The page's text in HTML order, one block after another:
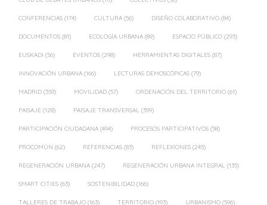
CONFERENCIAS (174) CULTURA (56) DISEÑO COLABORATIVO (84)
DOCUMENTOS (81) ECOLOGÍA URBANA (89) ESPACIO PÚBLICO (293)
EUSKADI (56) EVENTOS (298) HERRAMIENTAS DIGITALES (87)
INNOVACIÓN URBANA (166) LECTURAS DEMOSCÓPICAS (79)
MADRID (359) MOVILIDAD (57) ORDENACIÓN DEL TERRITORIO (61)
PAISAJE (128) PAISAJE TRANSVERSAL (399)
PARTICIPACIÓN CIUDADANA (494) PROCESOS PARTICIPATIVOS (58)
PROCOMÚN (62) REFERENCIAS (83) REFLEXIONES (245)
REGENERACIÓN URBANA (247) REGENERACIÓN URBANA INTEGRAL (135)
SMART CITIES (63) SOSTENIBILIDAD (166)
TALLERES DE TRABAJO (163) TERRITORIO (193) URBANISMO (596)